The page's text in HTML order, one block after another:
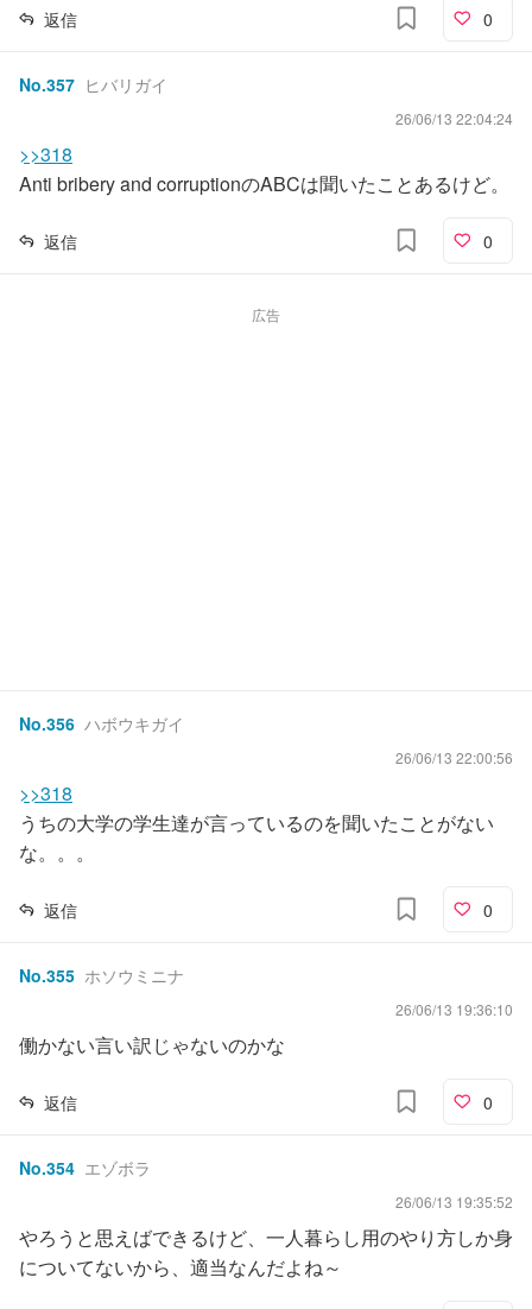
返信 0
No.357 ヒバリガイ
26/06/13 22:04:24
>>318
Anti bribery and corruptionのABCは聞いたことあるけど。
返信 0
広告
No.356 ハボウキガイ
26/06/13 22:00:56
>>318
うちの大学の学生達が言っているのを聞いたことがない
な。。。
返信 0
No.355 ホソウミニナ
26/06/13 19:36:10
働かない言い訳じゃないのかな
返信 0
No.354 エゾボラ
26/06/13 19:35:52
やろうと思えばできるけど、一人暮らし用のやり方しか身
についてないから、適当なんだよね～